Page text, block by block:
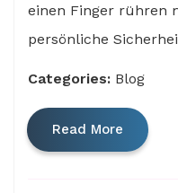
einen Finger rühren
persönliche
Categories: Blog
Read More